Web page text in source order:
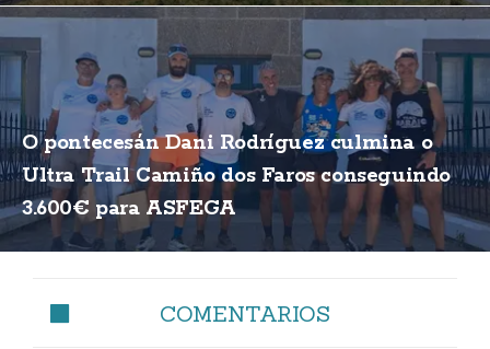
O pontecesán Dani Rodríguez culmina o
Ultra Trail Camiño dos Faros conseguindo
3.600€ para ASFEGA
COMENTARIOS